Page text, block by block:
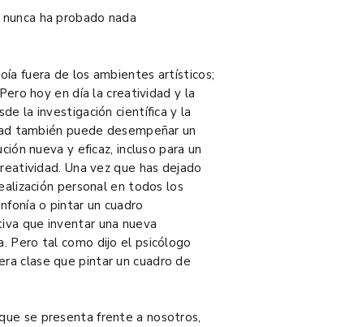
ha probado nada
fuera de los ambientes artísticos;
hoy en día la creatividad y la
la investigación científica y la
también puede desempeñar un
nueva y eficaz, incluso para un
Una vez que has dejado
personal en todos los
o pintar un cuadro
que inventar una nueva
Pero tal como dijo el psicólogo
clase que pintar un cuadro de
se presenta frente a nosotros,